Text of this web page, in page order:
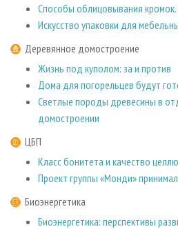
Способы облицовывания кромок.
Искусство упаковки для
Деревянное домостроение
Жизнь под куполом: за и против
Дома для погорельцев будут
Светлые породы древесины в
домостроении
ЦБП
Класс бонитета и качество
Проект группы «Монди»
Биоэнергетика
Биоэнергетика: перспективы